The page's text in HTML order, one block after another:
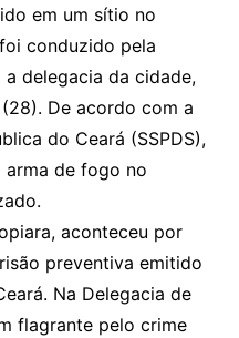
em um sítio no
conduzido pela
delegacia da cidade,
De acordo com a
do Ceará (SSPDS),
arma de fogo no
aconteceu por
preventiva emitido
Na Delegacia de
flagrante pelo crime